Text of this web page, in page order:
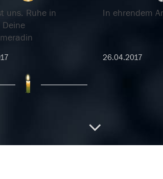
uns. Ruhe in
Deine
In ehrendem
26.04.2017